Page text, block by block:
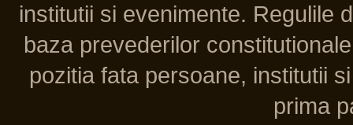
institutii si evenimente. Regulile
baza prevederilor
pozitia fata persoane, institutii
prima